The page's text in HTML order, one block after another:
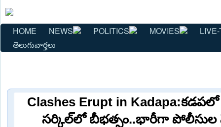
HOME NEWS POLITICS MOVIES
తెలుగువార్తలు
Clashes Erupt in Kadapa:కడపలో
సర్కిల్‌లో బీభత్సం..భారీగా పోలీసుల